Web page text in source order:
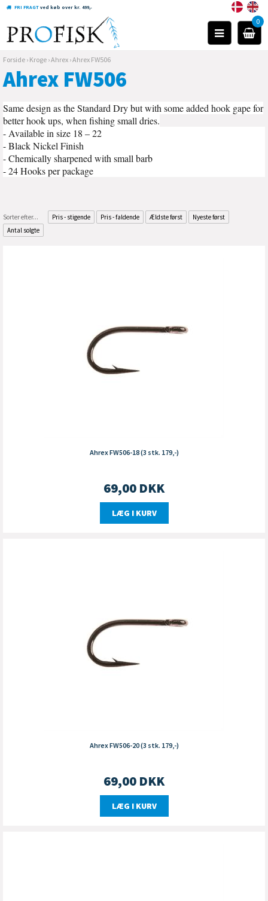
FRI FRAGT ved køb over kr. 499,-
0
Forside › Kroge ›Ahrex ›Ahrex FW506
Ahrex FW506
Same design as the Standard Dry but with some added hook gape for
better hook ups, when fishing small dries.
- Available in size 18 – 22
- Black Nickel Finish
- Chemically sharpened with small barb
- 24 Hooks per package
Sorter efter... Pris - stigende Pris - faldende Ældste først
Nyeste først
Antal solgte
Ahrex FW506-18 (3 stk. 179,-)
69,00 DKK
LÆG I KURV
Ahrex FW506-20 (3 stk. 179,-)
69,00 DKK
LÆG I KURV